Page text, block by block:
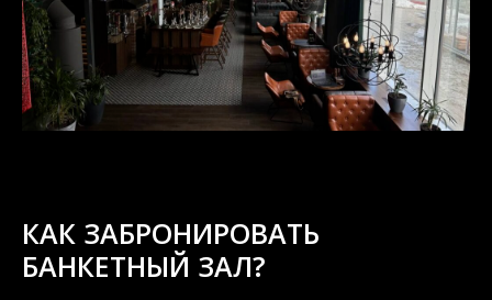
КАК ЗАБРОНИРОВАТЬ
БАНКЕТНЫЙ ЗАЛ?